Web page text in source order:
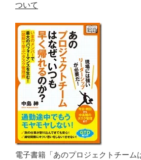
ついて
電子書籍「あのプロジェクトチーム